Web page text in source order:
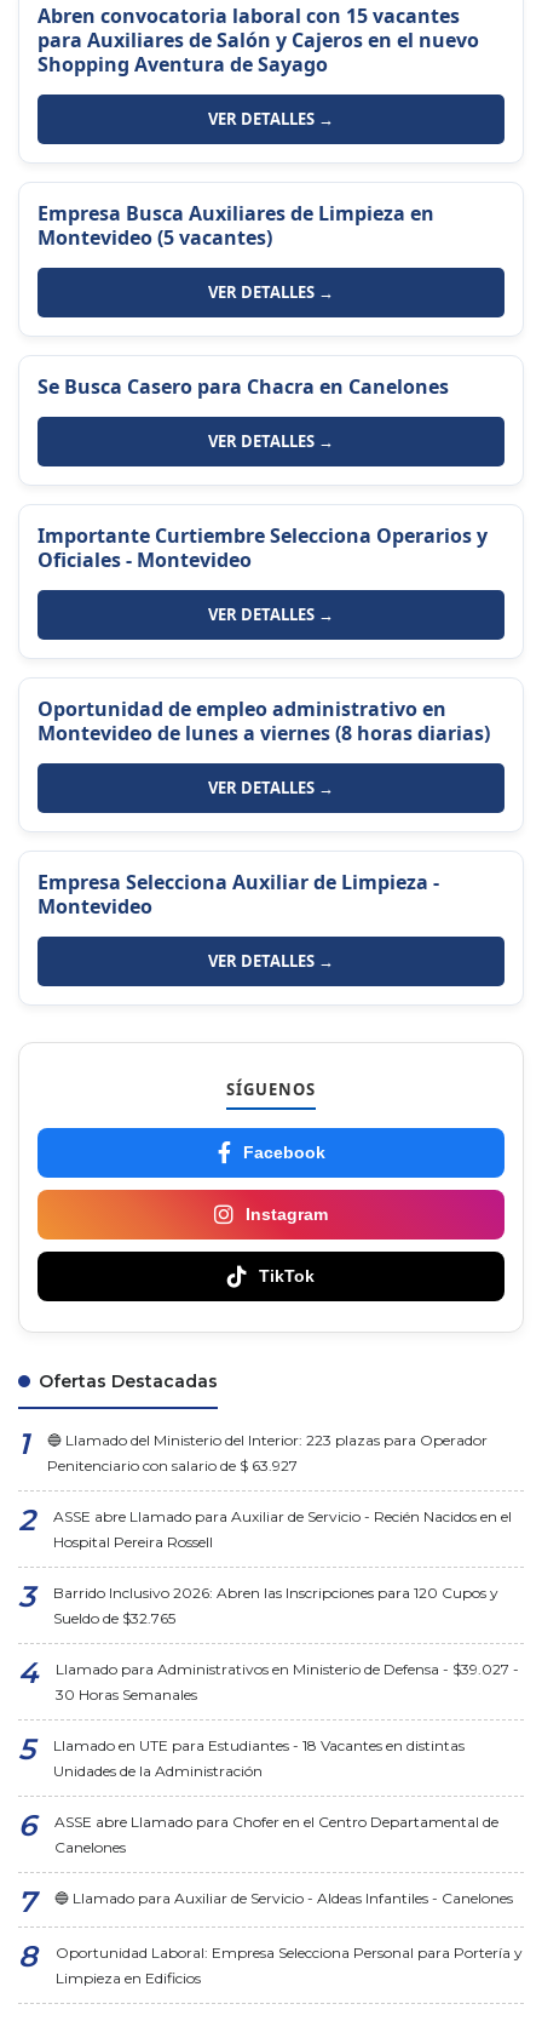
Abren convocatoria laboral con 15 vacantes
para Auxiliares de Salón y Cajeros en el nuevo
Shopping Aventura de Sayago
VER DETALLES →
Empresa Busca Auxiliares de Limpieza en
Montevideo (5 vacantes)
VER DETALLES →
Se Busca Casero para Chacra en Canelones
VER DETALLES →
Importante Curtiembre Selecciona Operarios y
Oficiales - Montevideo
VER DETALLES →
Oportunidad de empleo administrativo en
Montevideo de lunes a viernes (8 horas diarias)
VER DETALLES →
Empresa Selecciona Auxiliar de Limpieza -
Montevideo
VER DETALLES →
SÍGUENOS
Facebook
Instagram
TikTok
Ofertas Destacadas
🔵 Llamado del Ministerio del Interior: 223 plazas para Operador
Penitenciario con salario de $ 63.927
ASSE abre Llamado para Auxiliar de Servicio - Recién Nacidos en el
Hospital Pereira Rossell
Barrido Inclusivo 2026: Abren las Inscripciones para 120 Cupos y
Sueldo de $32.765
Llamado para Administrativos en Ministerio de Defensa - $39.027 -
30 Horas Semanales
Llamado en UTE para Estudiantes - 18 Vacantes en distintas
Unidades de la Administración
ASSE abre Llamado para Chofer en el Centro Departamental de
Canelones
🔵 Llamado para Auxiliar de Servicio - Aldeas Infantiles - Canelones
Oportunidad Laboral: Empresa Selecciona Personal para Portería y
Limpieza en Edificios